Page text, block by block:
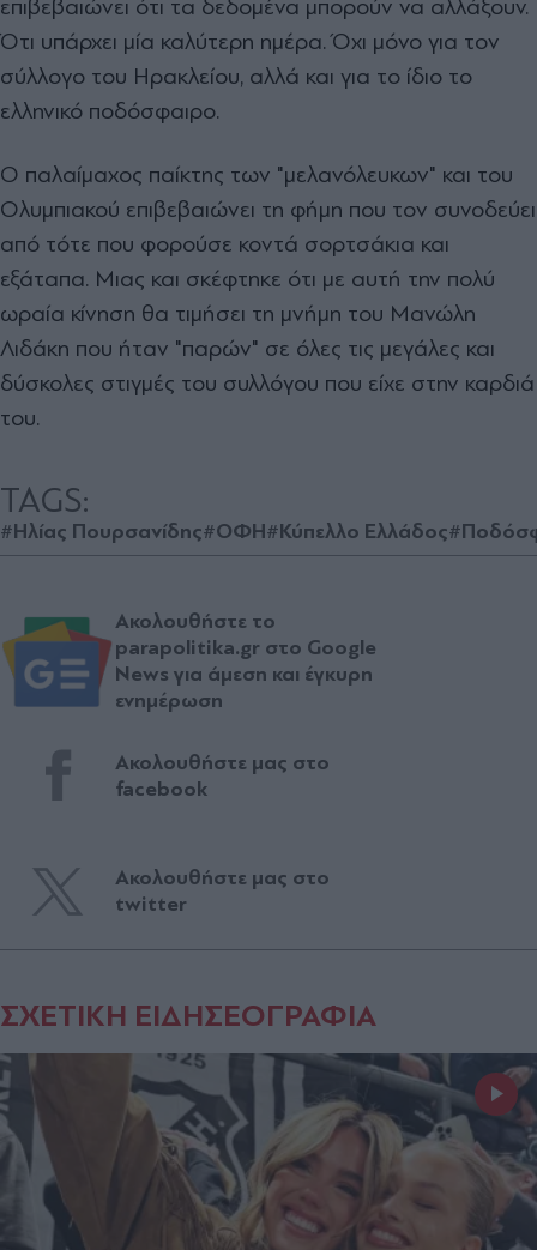
επιβεβαιώνει ότι τα δεδομένα μπορούν να αλλάξουν.
Ότι υπάρχει μία καλύτερη ημέρα. Όχι μόνο για τον
σύλλογο του Ηρακλείου, αλλά και για το ίδιο το
ελληνικό ποδόσφαιρο.
Ο παλαίμαχος παίκτης των "μελανόλευκων" και του
Ολυμπιακού επιβεβαιώνει τη φήμη που τον συνοδεύει
από τότε που φορούσε κοντά σορτσάκια και
εξάταπα. Μιας και σκέφτηκε ότι με αυτή την πολύ
ωραία κίνηση θα τιμήσει τη μνήμη του Μανώλη
Λιδάκη που ήταν "παρών" σε όλες τις μεγάλες και
δύσκολες στιγμές του συλλόγου που είχε στην καρδιά
του.
TAGS:
#Ηλίας Πουρσανίδης#ΟΦΗ#Κύπελλο Ελλάδος
Ακολουθήστε το
parapolitika.gr στο Google
News για άμεση και έγκυρη
ενημέρωση
Ακολουθήστε μας στο
facebook
Ακολουθήστε μας στο
twitter
ΣΧΕΤΙΚΗ ΕΙΔΗΣΕΟΓΡΑΦΙΑ